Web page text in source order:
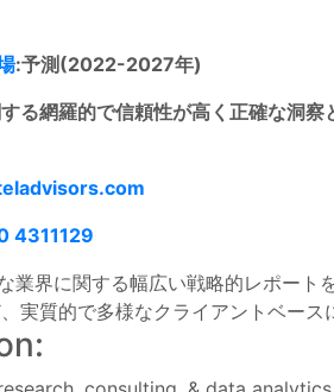
:予測(2022-2027年)
る網羅的で信頼性が高く正確な洞
4311129
界に関する幅広い戦略的レポート
実質的で多様なクライアントベース